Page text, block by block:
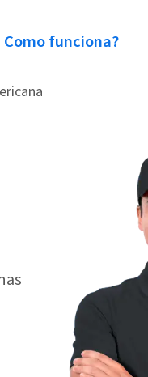
Como funciona?